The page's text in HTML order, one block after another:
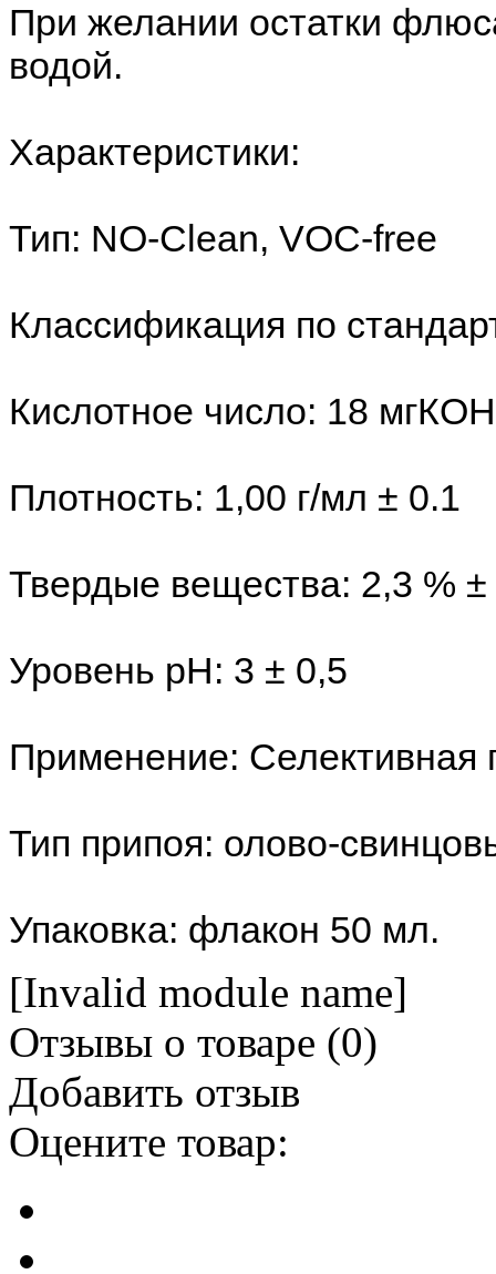
При желании остатки
водой.
Характеристики:
Тип: NO-Clean, VOC-free
Классификация по
Кислотное число: 18
Плотность: 1,00 г/мл ± 0.1
Твердые вещества: 2,3 % ±
Уровень рН: 3 ± 0,5
Применение: Селективная
Тип припоя: олово-
Упаковка: флакон 50 мл.
[Invalid module name]
Отзывы о товаре (0)
Добавить отзыв
Оцените товар: